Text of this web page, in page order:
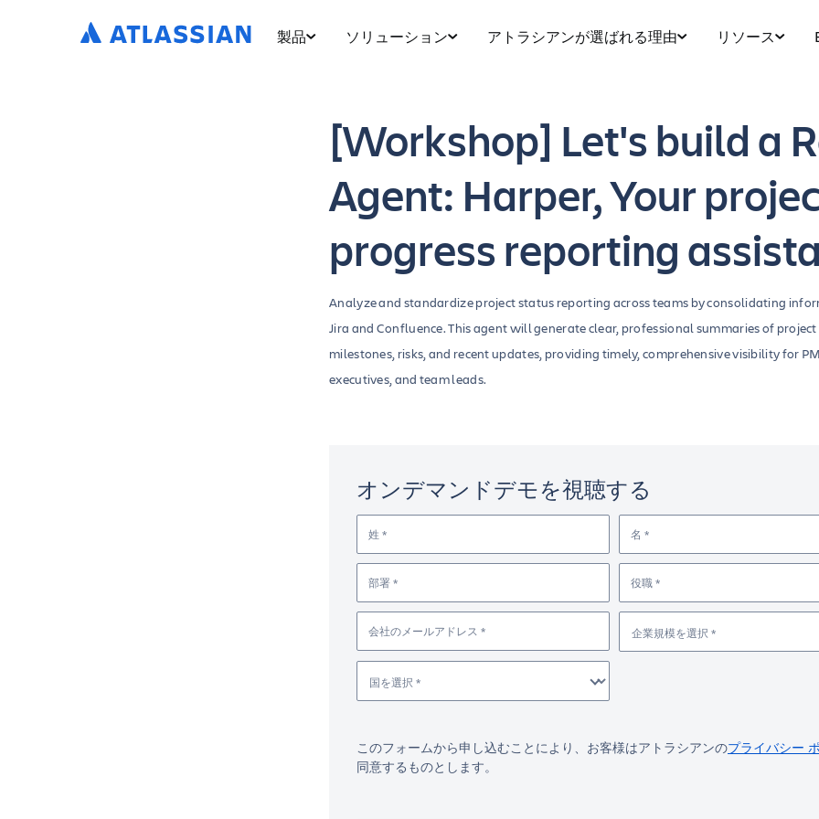
製品 ソリューション アトラシアンが選ばれる理由 リソース
[Workshop] Let's build a
Agent: Harper, Your
progress reporting
Analyze and standardize project status reporting across teams by consolidating
Jira and Confluence. This agent will generate clear, professional summaries of
milestones, risks, and recent updates, providing timely, comprehensive visibility for
executives, and team leads.
オンデマンドデモを視聴する
姓 * 名 *
部署 * 役職 *
会社のメールアドレス *
このフォームから申し込むことにより、お客様はアトラシアンのプライバシー
同意するものとします。